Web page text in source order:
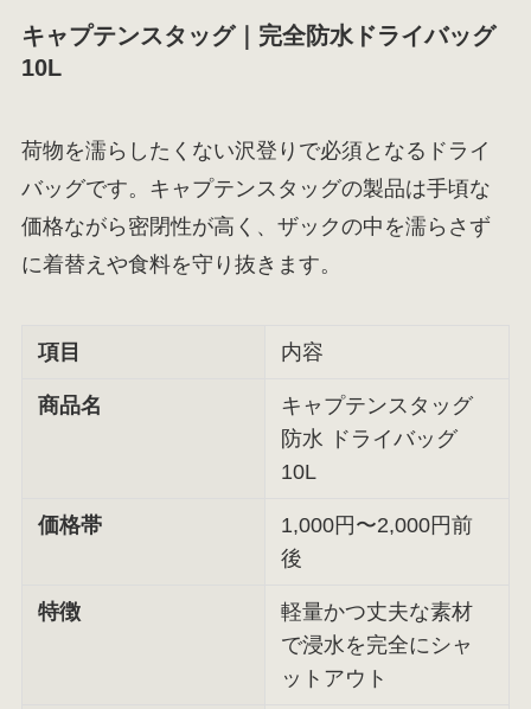
キャプテンスタッグ｜完全防水ドライバッグ
10L
荷物を濡らしたくない沢登りで必須となるドライ
バッグです。キャプテンスタッグの製品は手頃な
価格ながら密閉性が高く、ザックの中を濡らさず
に着替えや食料を守り抜きます。
項目 内容
商品名
キャプテンスタッグ
防水 ドライバッグ
10L
価格帯
1,000円〜2,000円前
後
特徴
軽量かつ丈夫な素材
で浸水を完全にシャ
ットアウト